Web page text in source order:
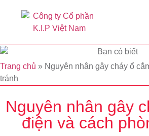
Trang chủ » Nguyên nhân gây cháy ổ
tránh
Nguyên nhân gây
điện và cách